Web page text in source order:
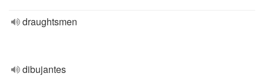
draughtsmen
dibujantes